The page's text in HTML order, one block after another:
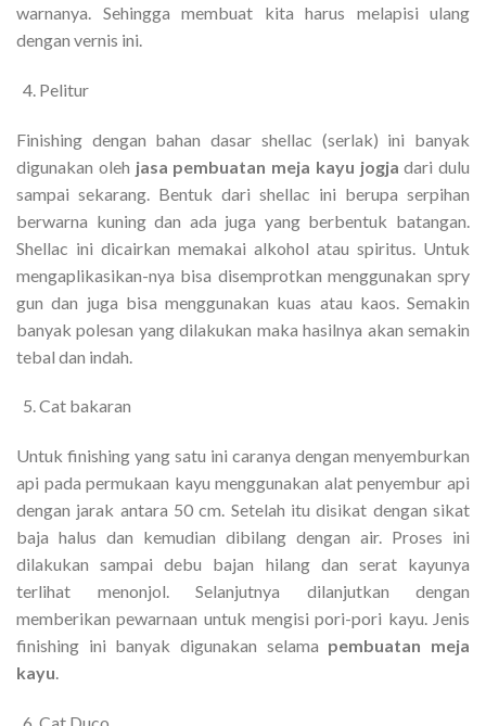
warnanya. Sehingga membuat kita harus melapisi ulang
dengan vernis ini.
Pelitur
Finishing dengan bahan dasar shellac (serlak) ini banyak
digunakan oleh jasa pembuatan meja kayu jogja dari dulu
sampai sekarang. Bentuk dari shellac ini berupa serpihan
berwarna kuning dan ada juga yang berbentuk batangan.
Shellac ini dicairkan memakai alkohol atau spiritus. Untuk
mengaplikasikan-nya bisa disemprotkan menggunakan spry
gun dan juga bisa menggunakan kuas atau kaos. Semakin
banyak polesan yang dilakukan maka hasilnya akan semakin
tebal dan indah.
Cat bakaran
Untuk finishing yang satu ini caranya dengan menyemburkan
api pada permukaan kayu menggunakan alat penyembur api
dengan jarak antara 50 cm. Setelah itu disikat dengan sikat
baja halus dan kemudian dibilang dengan air. Proses ini
dilakukan sampai debu bajan hilang dan serat kayunya
terlihat menonjol. Selanjutnya dilanjutkan dengan
memberikan pewarnaan untuk mengisi pori-pori kayu. Jenis
finishing ini banyak digunakan selama pembuatan meja
kayu.